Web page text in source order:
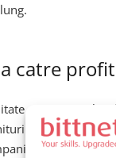
catre
a investitorilor
contextul
care